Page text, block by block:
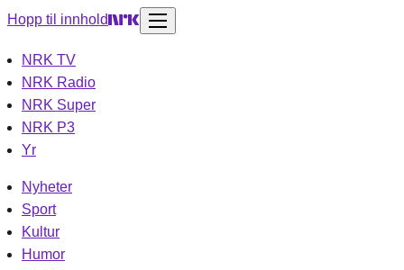
Hopp til innhold
NRK TV
NRK Radio
NRK Super
NRK P3
Yr
Nyheter
Sport
Kultur
Humor